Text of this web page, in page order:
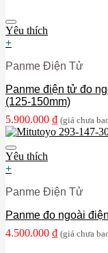
Yêu thích
+
Panme Điện Tử
Panme điện tử đo
(125-150mm)
5.900.000 ₫ (giá chưa
Yêu thích
+
Panme Điện Tử
Panme đo ngoài
4.500.000 ₫ (giá chưa